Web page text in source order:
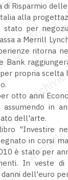
Risparmio
alla
per
a Merrill
ritorna
Bank
propria scelta
otto anni
in
dell'arte.
"Investire
in corsi
è stato per
In veste
dell'euro